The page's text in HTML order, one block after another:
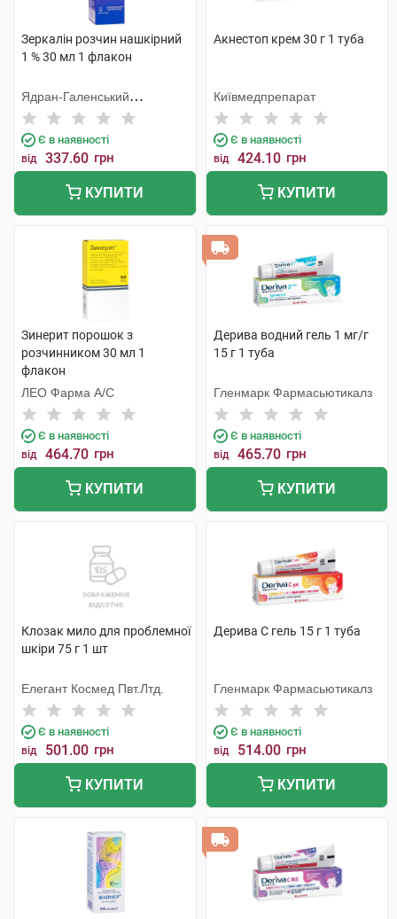
Зеркалін розчин нашкірний
1 % 30 мл 1 флакон
Ядран-Галенський
Лабораторій
Є в наявності
від 337.60 грн
КУПИТИ
Акнестоп крем 30 г 1 туба
Київмедпрепарат
Є в наявності
від 424.10 грн
КУПИТИ
Зинерит порошок з
розчинником 30 мл 1
флакон
ЛЕО Фарма А/С
Є в наявності
від 464.70 грн
КУПИТИ
Дерива водний гель 1 мг/г
15 г 1 туба
Гленмарк Фармасьютикалз
Є в наявності
від 465.70 грн
КУПИТИ
Клозак мило для проблемної
шкіри 75 г 1 шт
Елегант Космед Пвт.Лтд.
Є в наявності
від 501.00 грн
КУПИТИ
Дерива С гель 15 г 1 туба
Гленмарк Фармасьютикалз
Є в наявності
від 514.00 грн
КУПИТИ